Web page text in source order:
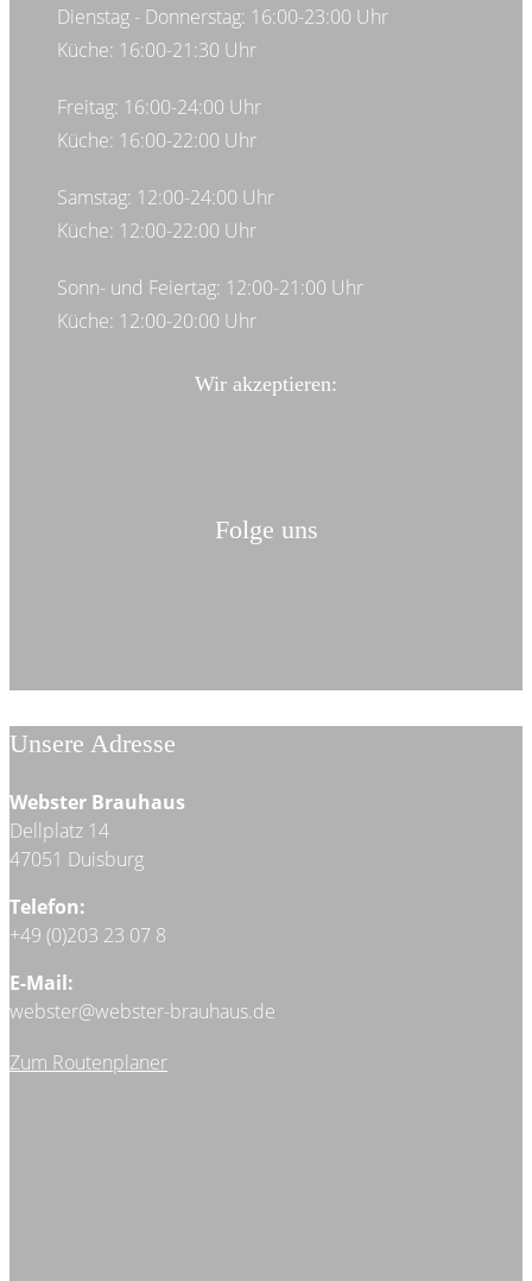
Dienstag - Donnerstag: 16:00-23:00 Uhr
Küche: 16:00-21:30 Uhr
Freitag: 16:00-24:00 Uhr
Küche: 16:00-22:00 Uhr
Samstag: 12:00-24:00 Uhr
Küche: 12:00-22:00 Uhr
Sonn- und Feiertag: 12:00-21:00 Uhr
Küche: 12:00-20:00 Uhr
Wir akzeptieren:
Folge uns
Unsere Adresse
Webster Brauhaus
Dellplatz 14
47051 Duisburg
Telefon:
+49 (0)203 23 07 8
E-Mail:
webster@webster-brauhaus.de
Zum Routenplaner